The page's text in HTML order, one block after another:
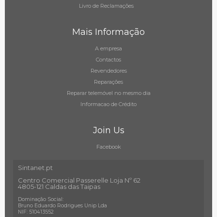
Livro de Reclamações
Mais Informação
A empresa
Contactos
Revendedores
Reparações
Reparar telemóvel no mesmo dia
Informacao de Crédito
Join Us
Facebook
Sintanet.pt
Centro Comercial Passerelle Loja Nº 62
4805-121 Caldas das Taipas
Dominação Social:
Bruno Eduardo Rodrigues Unip Lda
NIF: 510413552